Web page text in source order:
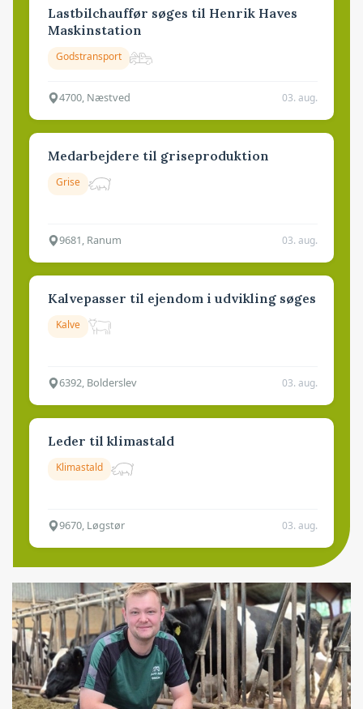
Lastbilchauffør søges til Henrik Haves
Maskinstation
Godstransport
4700, Næstved 03. aug.
Medarbejdere til griseproduktion
Grise
9681, Ranum 03. aug.
Kalvepasser til ejendom i udvikling søges
Kalve
6392, Bolderslev 03. aug.
Leder til klimastald
Klimastald
9670, Løgstør 03. aug.